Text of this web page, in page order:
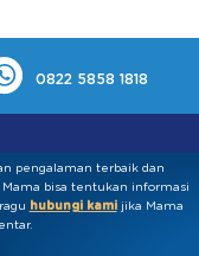
0822 5858 1818
pengalaman terbaik dan
bisa tentukan informasi
hubungi kamijika Mama